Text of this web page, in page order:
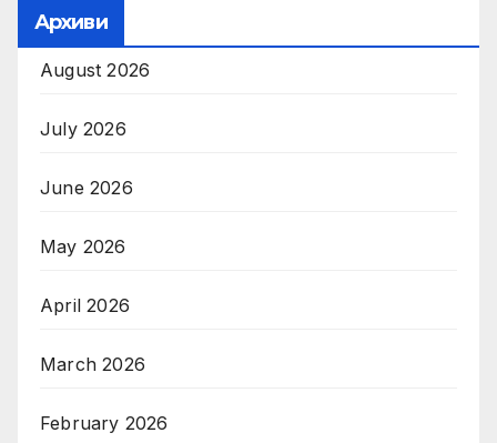
Архиви
August 2026
July 2026
June 2026
May 2026
April 2026
March 2026
February 2026